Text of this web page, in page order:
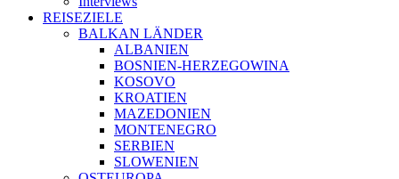
REISEZIELE
BALKAN LÄNDER
ALBANIEN
BOSNIEN-HERZEGOWINA
KOSOVO
KROATIEN
MAZEDONIEN
MONTENEGRO
SERBIEN
SLOWENIEN